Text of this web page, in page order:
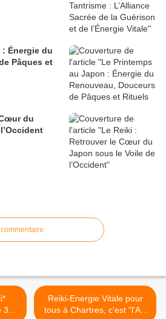
Énergie du
Pâques et
du
Reiki-Energie Vitale pour
tous à Chartres, c'est "l'Art